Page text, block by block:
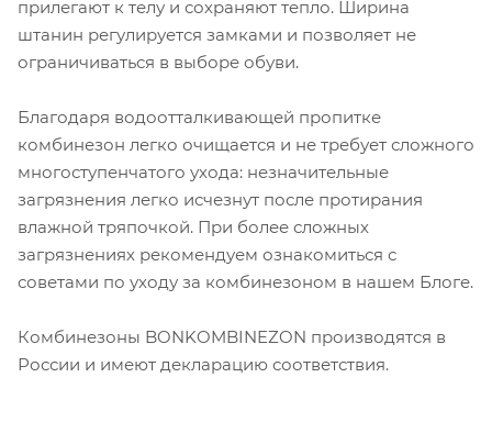
прилегают к телу и сохраняют тепло. Ширина
штанин регулируется замками и позволяет не
ограничиваться в выборе обуви.
Благодаря водоотталкивающей пропитке
комбинезон легко очищается и не требует сложного
многоступенчатого ухода: незначительные
загрязнения легко исчезнут после протирания
влажной тряпочкой. При более сложных
загрязнениях рекомендуем ознакомиться с
советами по уходу за комбинезоном в нашем Блоге.
Комбинезоны BONKOMBINEZON производятся в
России и имеют декларацию соответствия.